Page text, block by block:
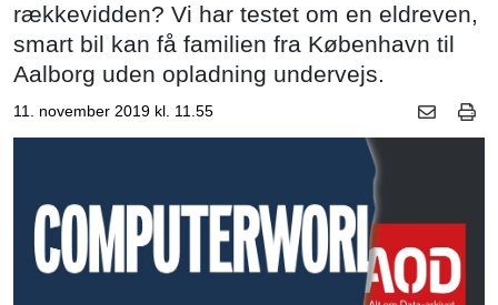
rækkevidden? Vi har testet om en eldreven,
smart bil kan få familien fra København til
Aalborg uden opladning undervejs.
11. november 2019 kl. 11.55